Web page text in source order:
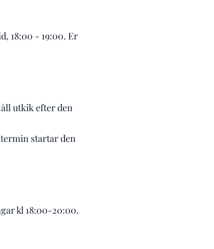
18:00 - 19:00. Er
utkik efter den
startar den
kl 18:00-20:00.